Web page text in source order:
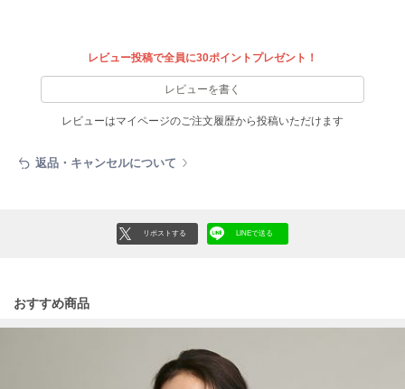
ジェラート ピケ
GELATO PIQUE CAT&DOG
ジェラート ピケ キャットアンドドッグ
ジェラート ピケ スリープ
レビュー投稿で全員に30ポイントプレゼント！
レビューを書く
レビューはマイページのご注文履歴から投稿いただけます
返品・キャンセルについて
リポストする LINEで送る
おすすめ商品